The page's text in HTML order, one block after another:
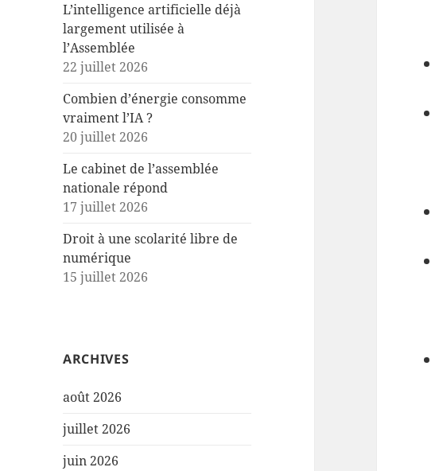
L’intelligence artificielle déjà
largement utilisée à
l’Assemblée
22 juillet 2026
Combien d’énergie consomme
vraiment l’IA ?
20 juillet 2026
Le cabinet de l’assemblée
nationale répond
17 juillet 2026
Droit à une scolarité libre de
numérique
15 juillet 2026
ARCHIVES
août 2026
juillet 2026
juin 2026